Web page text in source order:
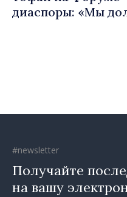
диаспоры: «Мы
#newsletter
Получайте
на вашу